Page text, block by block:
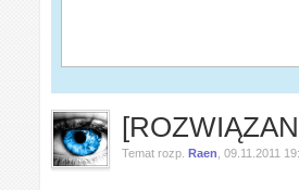
Temat rozp.Raen ,09.11.2011